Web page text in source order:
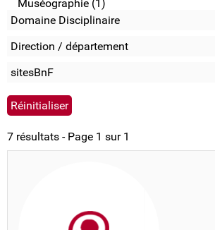
Muséographie (1)
Domaine Disciplinaire
Direction / département
sitesBnF
7 résultats - Page 1 sur 1